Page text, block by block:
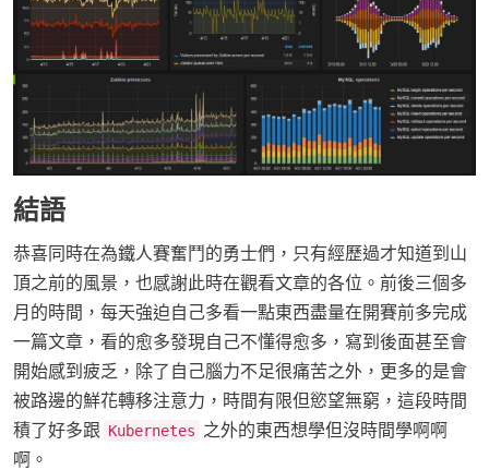
結語
恭喜同時在為鐵人賽奮鬥的勇士們，只有經歷過才知道到山
頂之前的風景，也感謝此時在觀看文章的各位。前後三個多
月的時間，每天強迫自己多看一點東西盡量在開賽前多完成
一篇文章，看的愈多發現自己不懂得愈多，寫到後面甚至會
開始感到疲乏，除了自己腦力不足很痛苦之外，更多的是會
被路邊的鮮花轉移注意力，時間有限但慾望無窮，這段時間
積了好多跟 Kubernetes 之外的東西想學但沒時間學啊啊
啊。